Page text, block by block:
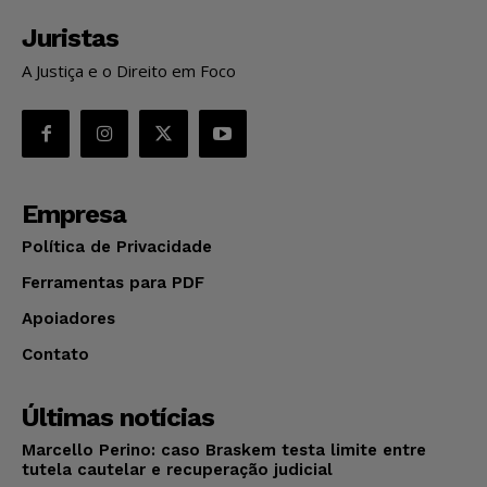
Juristas
A Justiça e o Direito em Foco
Empresa
Política de Privacidade
Ferramentas para PDF
Apoiadores
Contato
Últimas notícias
Marcello Perino: caso Braskem testa limite entre
tutela cautelar e recuperação judicial